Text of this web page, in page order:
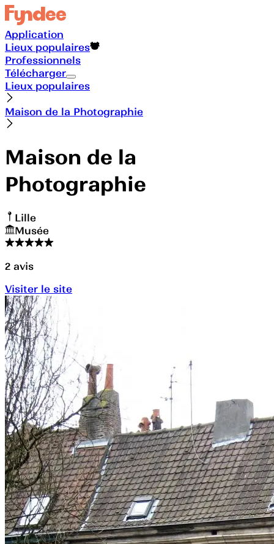
Application
Lieux populaires
Professionnels
Télécharger
Lieux populaires
Maison de la Photographie
Maison de la
Photographie
Lille
Musée
2 avis
Visiter le site